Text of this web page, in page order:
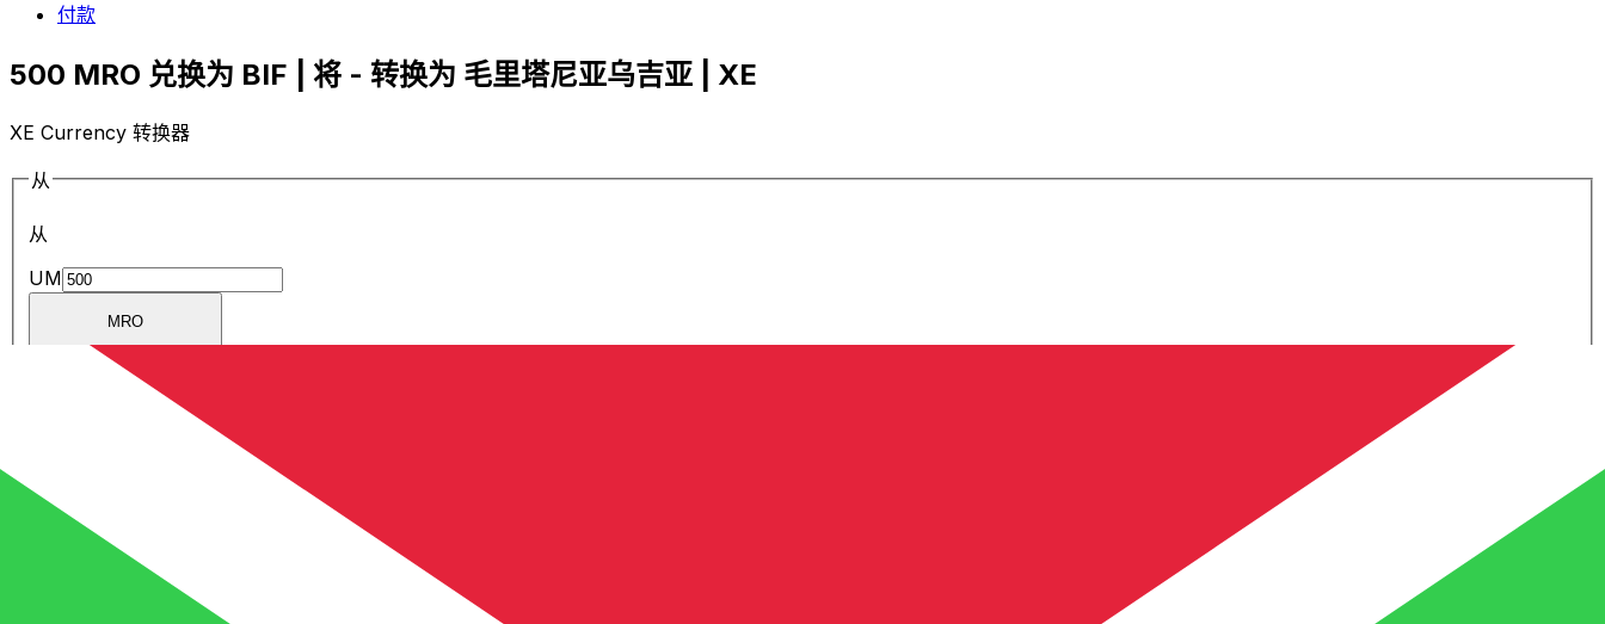
付款
500 MRO 兑换为 BIF | 将 - 转换为 毛里塔尼亚乌吉亚 | XE
XE Currency 转换器
从
从
UM
MRO
毛里塔尼亚乌吉亚
到
布隆迪法郎